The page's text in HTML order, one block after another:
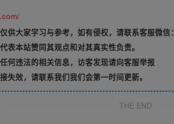
供大家学习与参考，如有侵权，请联系客服微信：
表本站赞同其观点和对其真实性负责。
何违法的相关信息，访客发现请向客服举报
失效，请联系我们我们会第一时间更新。
THE END